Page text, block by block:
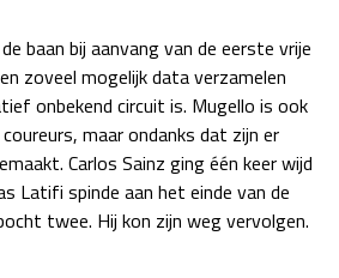
za 22:00 - 23:00
zo 21:00 - 23:00
PRIX 2026 20 - 22 nov
za 05:00 - 06:00
zo 05:00 - 07:00
04 - 06 dec
baan bij aanvang van de eerste vrije
zoveel mogelijk data verzamelen
onbekend circuit is. Mugello is ook
maar ondanks dat zijn er
Carlos Sainz ging één keer wijd
Latifi spinde aan het einde van de
twee. Hij kon zijn weg vervolgen.